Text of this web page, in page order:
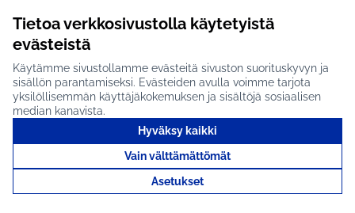
Tietoa verkkosivustolla käytetyistä
evästeistä
Käytämme sivustollamme evästeitä sivuston suorituskyvyn ja
sisällön parantamiseksi. Evästeiden avulla voimme tarjota
yksilöllisemmän käyttäjäkokemuksen ja sisältöjä sosiaalisen
median kanavista.
Hyväksy kaikki
Vain välttämättömät
Asetukset
Seinä, jossain Hyrylän keskustassa (esimerkiksi
kirjastossa), johon Tuusulan asukkaat voisivat kirjo…
Etenee jatkoon
Rajaa tulokset aihepiirin mukaan: Koko Tuusula
Koko Tuusula Rajaa tulokset teeman mukaan: Hyvinvointi ja
Hyvinvointi ja yhteisöllisyys